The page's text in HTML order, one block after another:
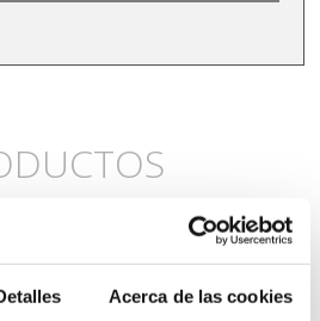
Acerca de las cookies